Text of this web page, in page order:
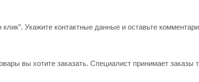
Укажите контактные данные и оставьте
вы хотите заказать. Специалист принимает заказы